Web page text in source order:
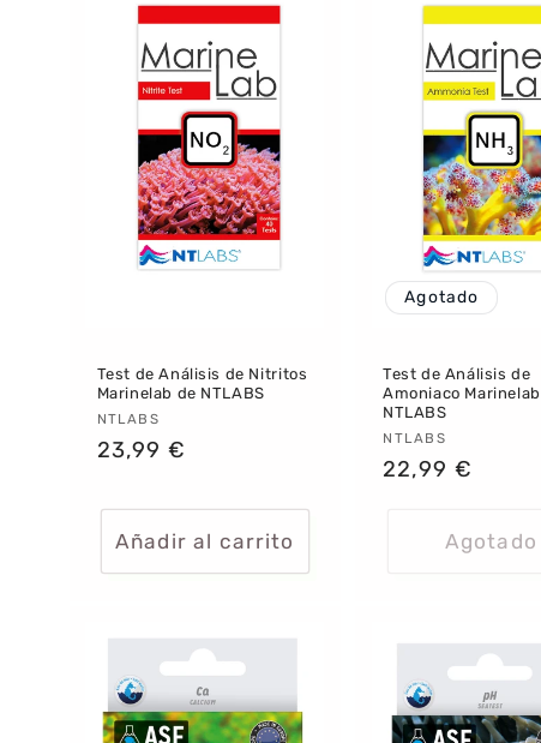
Test de Análisis de Nitritos
Marinelab de NTLABS
Proveedor:
NTLABS
Precio
23,99 €
Añadir al carrito
Agotado
Test de Análisis de
Amoniaco
NTLABS
Proveedor:
NTLABS
Precio
22,99 €
Agotado